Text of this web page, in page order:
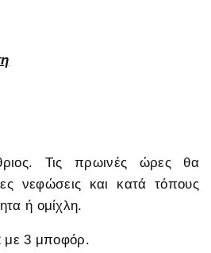
Τις πρωινές ώρες θα
νεφώσεις και κατά τόπους
ή ομίχλη.
με 3 μποφόρ.